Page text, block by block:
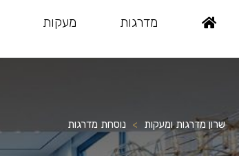
Skip
מדרגות מעקות
שרון מדרגות ומעקות > נוסחת מדרגות